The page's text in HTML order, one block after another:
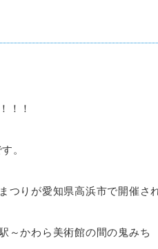
！！
。
つりが愛知県高浜市で開催さ
～かわら美術館の間の鬼みち